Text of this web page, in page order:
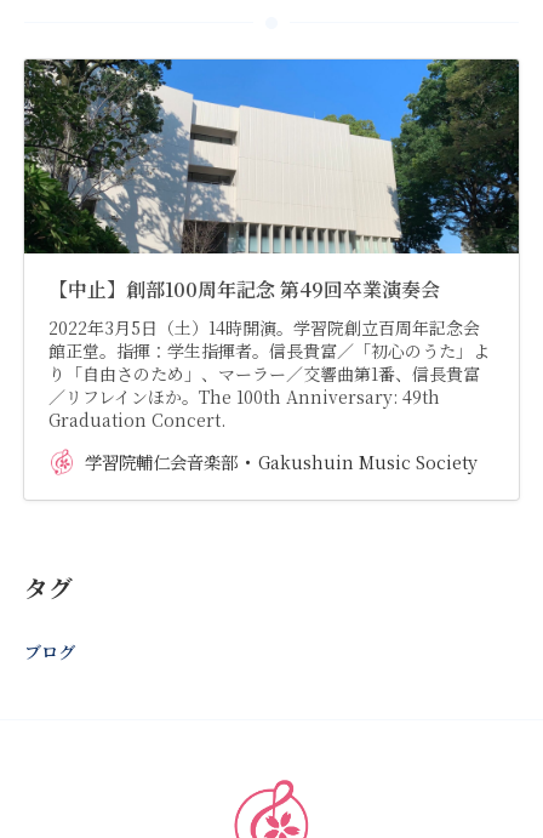
【中止】創部100周年記念 第49回卒業演奏会
2022年3月5日（土）14時開演。学習院創立百周年記念会
館正堂。指揮：学生指揮者。信長貴富／「初心のうた」よ
り「自由さのため」、マーラー／交響曲第1番、信長貴富
／リフレインほか。The 100th Anniversary: 49th
Graduation Concert.
学習院輔仁会音楽部 Gakushuin Music Society
タグ
ブログ